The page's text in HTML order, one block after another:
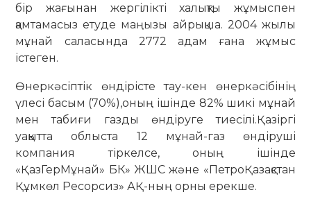
бір жағынан жергілікті халықты жұмыспен
қамтамасыз етуде маңызы айрықша. 2004 жылы
мұнай саласында 2772 адам ғана жұмыс
істеген.
Өнеркәсіптік өндірісте тау-кен өнеркәсібінің
үлесі басым (70%),оның ішінде 82% шикі мұнай
мен табиғи газды өндіруге тиесілі.Қазіргі
уақытта облыста 12 мұнай-газ өндіруші
компания тіркелсе, оның ішінде
«ҚазГерМұнай» БК» ЖШС және «ПетроҚазақстан
Құмкөл Ресорсиз» АҚ-ның орны ерекше.